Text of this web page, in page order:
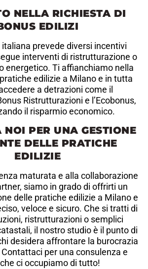
NELLA RICHIESTA DI
EDILIZI
prevede diversi incentivi
interventi di ristrutturazione o
energetico. Ti affianchiamo nella
edilizie a Milano e in tutta
a detrazioni come il
Ristrutturazioni e l’Ecobonus,
il risparmio economico.
PER UNA GESTIONE
DELLE PRATICHE
EDILIZIE
maturata e alla collaborazione
siamo in grado di offrirti un
delle pratiche edilizie a Milano e
veloce e sicuro. Che si tratti di
ristrutturazioni o semplici
il nostro studio è il punto di
desidera affrontare la burocrazia
per una consulenza e
che ci occupiamo di tutto!